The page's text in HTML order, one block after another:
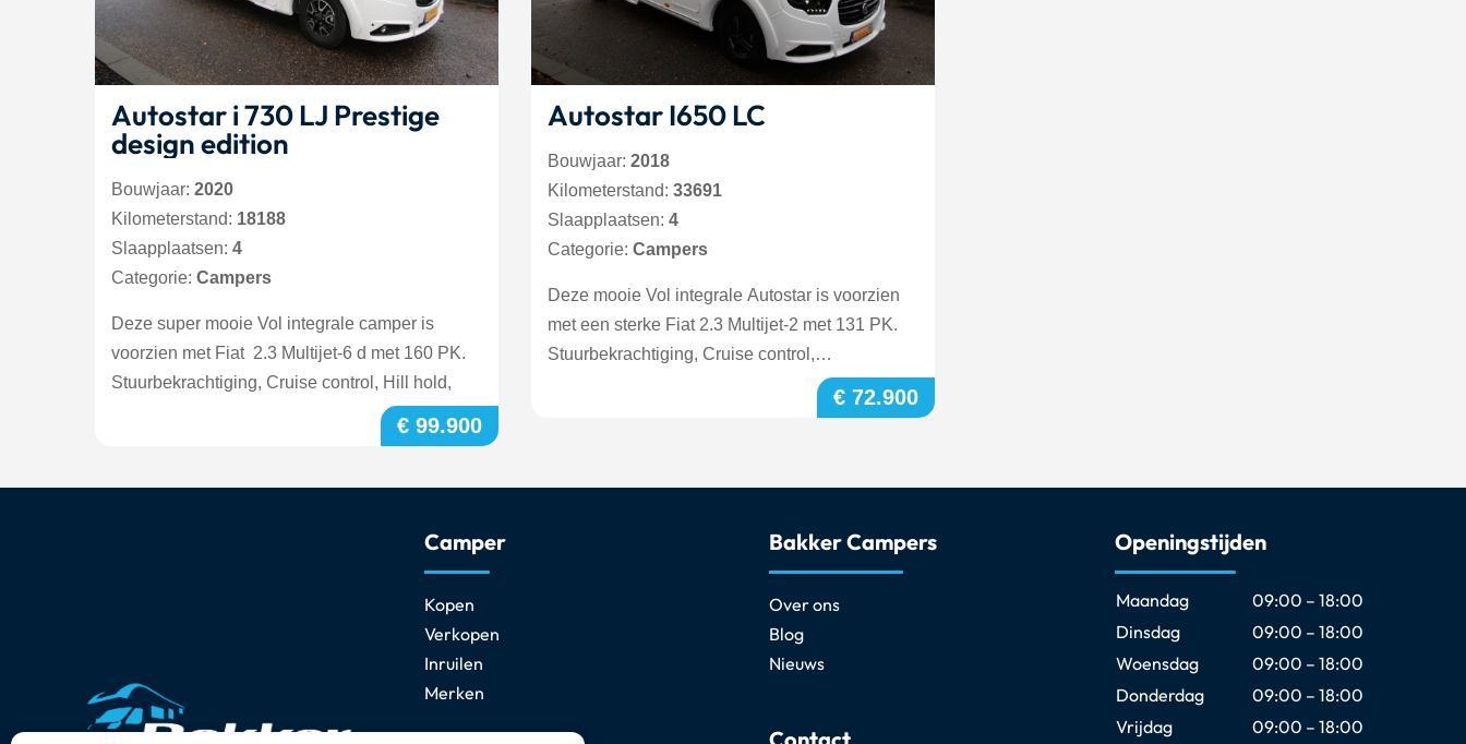
Autostar i 730 LJ Prestige
design edition
Bouwjaar: 2020
Kilometerstand: 18188
Slaapplaatsen: 4
Categorie: Campers
Deze super mooie Vol integrale camper is
voorzien met Fiat 2.3 Multijet-6 d met 160 PK.
Stuurbekrachtiging, Cruise control, Hill hold,
€ 99.900
Autostar I650 LC
Bouwjaar: 2018
Kilometerstand: 33691
Slaapplaatsen: 4
Categorie: Campers
Deze mooie Vol integrale Autostar is voorzien
met een sterke Fiat 2.3 Multijet-2 met 131 PK.
Stuurbekrachtiging, Cruise control,
€ 72.900
Camper
Kopen
Verkopen
Inruilen
Merken
Bakker Campers
Over ons
Blog
Nieuws
Openingstijden
Maandag
09:00 – 18:00
Dinsdag
09:00 – 18:00
Woensdag
09:00 – 18:00
Donderdag
09:00 – 18:00
Vrijdag
09:00 – 18:00